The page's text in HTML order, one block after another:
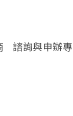
諮詢與申辦